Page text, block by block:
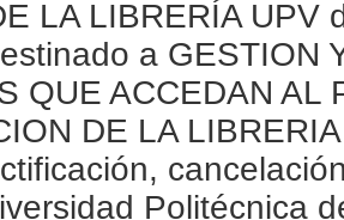
LA LIBRERÍA
a GESTION
QUE ACCEDAN AL
DE LA
Politécnica